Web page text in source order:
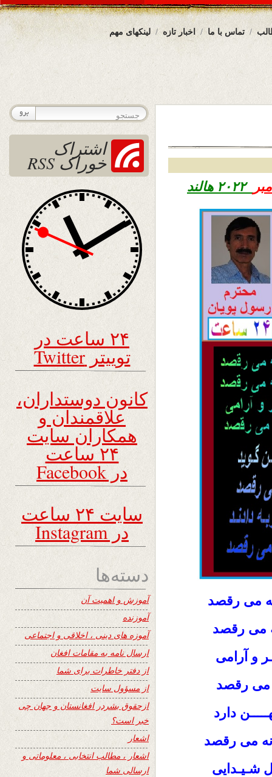
لینکهای مهم اخبار تازه تماس با ما
۲۰۲۲ هالند
می رقصد
می رقصد
و آرامی
می رقصد
دارد
می رقصد
شـیـدایی
اشتراک
خوراک RSS
۲۴ ساعت در
توییتر Twitter
کانون دوستداران،
علاقمندان و
همکاران سایت
۲۴ ساعت
در Facebook
سایت ۲۴ ساعت
در Instagram
دسته‌ها
آموزش و اهمیت آن
آموزنده
آموزه های دینی ، اخلاقی و اجتماعی
ارسال نامه به مقامات افغان
از دفتر خاطرات برای شما
از مسؤول سایت
ازحقوق بشردر افغانستان و جهان چی
خبر است؟
اشعار
اشعار ، مطالب انتخابی ، معلوماتی و
ارسالی شما